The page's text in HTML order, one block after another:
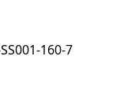
160-7